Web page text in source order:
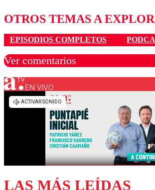
OTROS TEMAS A
EPISODIOS COMPLETOS
Ver comentarios
Los comentarios son moderados para
EN VIVO
LAS MÁS LEÍDAS